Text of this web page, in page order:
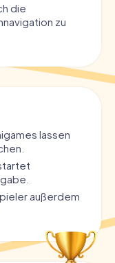
die
zu
lassen
außerdem